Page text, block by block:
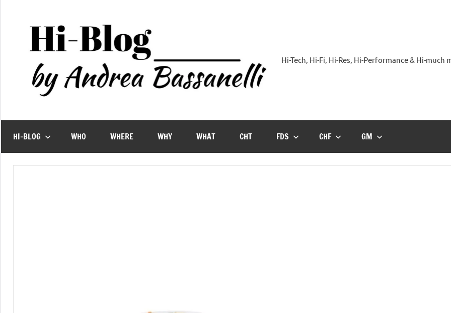
Hi-
by
Andrea
Hi-Tech, Hi-Fi, Hi-Res, Hi-Performance & Hi-much
HI-BLOG WHO WHERE WHY WHAT CHT FDS CHF GM